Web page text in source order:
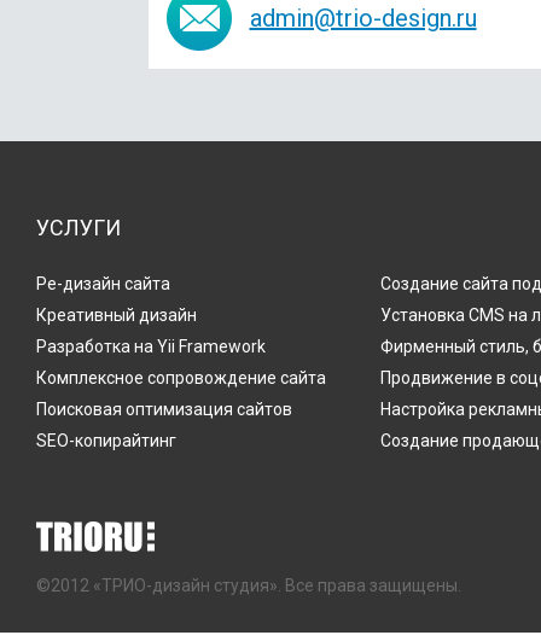
admin@trio-design.ru
УСЛУГИ
Ре-дизайн сайта
Создание сайта
Креативный дизайн
Установка CMS на
Разработка на Yii Framework
Фирменный стиль,
Комплексное сопровождение сайта
Продвижение в
Поисковая оптимизация сайтов
Настройка
SEO-копирайтинг
Создание
©2012 «ТРИО-дизайн студия». Все права защищены.